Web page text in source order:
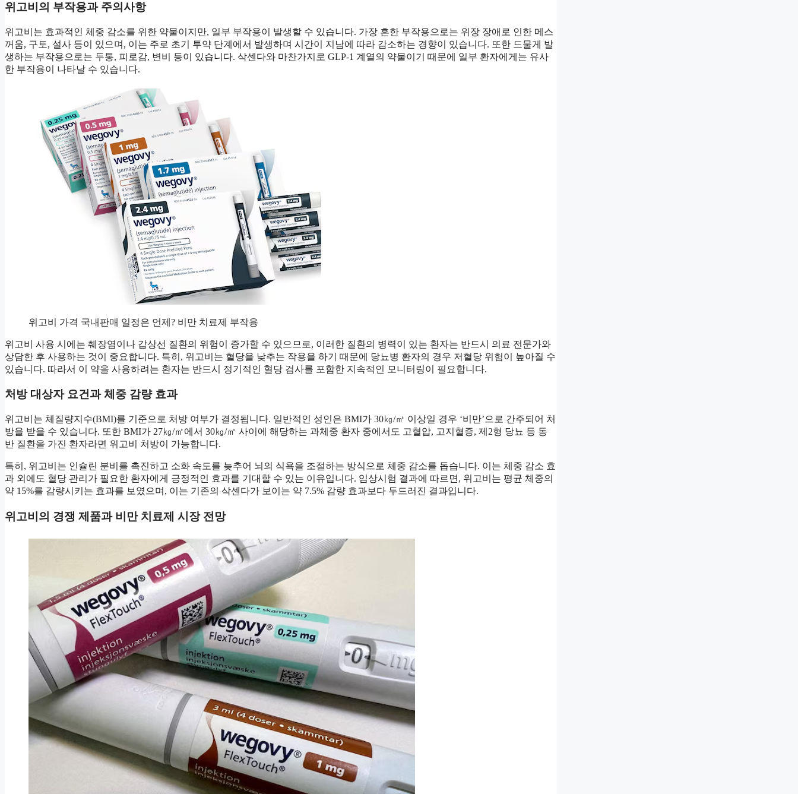
위고비의 부작용과 주의사항
위고비는 효과적인 체중 감소를 위한 약물이지만, 일부 부작용이 발생할 수 있습니다. 가장 흔한 부작용으로는 위장 장애로 인한 메스
꺼움, 구토, 설사 등이 있으며, 이는 주로 초기 투약 단계에서 발생하며 시간이 지남에 따라 감소하는 경향이 있습니다. 또한 드물게 발
생하는 부작용으로는 두통, 피로감, 변비 등이 있습니다. 삭센다와 마찬가지로 GLP-1 계열의 약물이기 때문에 일부 환자에게는 유사
한 부작용이 나타날 수 있습니다.
위고비 가격 국내판매 일정은 언제? 비만 치료제 부작용
위고비 사용 시에는 췌장염이나 갑상선 질환의 위험이 증가할 수 있으므로, 이러한 질환의 병력이 있는 환자는 반드시 의료 전문가와
상담한 후 사용하는 것이 중요합니다. 특히, 위고비는 혈당을 낮추는 작용을 하기 때문에 당뇨병 환자의 경우 저혈당 위험이 높아질 수
있습니다. 따라서 이 약을 사용하려는 환자는 반드시 정기적인 혈당 검사를 포함한 지속적인 모니터링이 필요합니다.
처방 대상자 요건과 체중 감량 효과
위고비는 체질량지수(BMI)를 기준으로 처방 여부가 결정됩니다. 일반적인 성인은 BMI가 30㎏/㎡ 이상일 경우 ‘비만’으로 간주되어 처
방을 받을 수 있습니다. 또한 BMI가 27㎏/㎡에서 30㎏/㎡ 사이에 해당하는 과체중 환자 중에서도 고혈압, 고지혈증, 제2형 당뇨 등 동
반 질환을 가진 환자라면 위고비 처방이 가능합니다.
특히, 위고비는 인슐린 분비를 촉진하고 소화 속도를 늦추어 뇌의 식욕을 조절하는 방식으로 체중 감소를 돕습니다. 이는 체중 감소 효
과 외에도 혈당 관리가 필요한 환자에게 긍정적인 효과를 기대할 수 있는 이유입니다. 임상시험 결과에 따르면, 위고비는 평균 체중의
약 15%를 감량시키는 효과를 보였으며, 이는 기존의 삭센다가 보이는 약 7.5% 감량 효과보다 두드러진 결과입니다.
위고비의 경쟁 제품과 비만 치료제 시장 전망